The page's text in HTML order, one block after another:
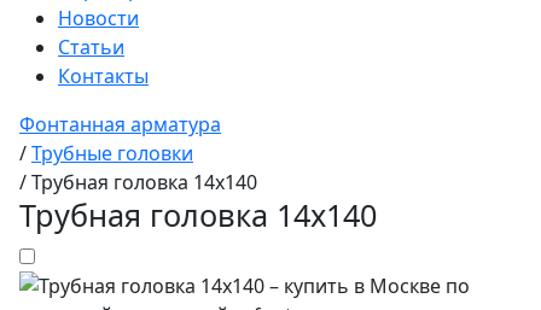
Новости
Статьи
Контакты
Фонтанная арматура
/Трубные головки
/Трубная головка 14x140
Трубная головка 14x140